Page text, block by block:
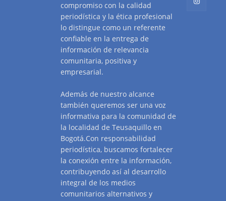
compromiso con la calidad
periodística y la ética profesional
lo distingue como un referente
confiable en la entrega de
información de relevancia
comunitaria, positiva y
empresarial.
Además de nuestro alcance
también queremos ser una voz
informativa para la comunidad de
la localidad de Teusaquillo en
Bogotá.Con responsabilidad
periodística, buscamos fortalecer
la conexión entre la información,
contribuyendo así al desarrollo
integral de los medios
comunitarios alternativos y